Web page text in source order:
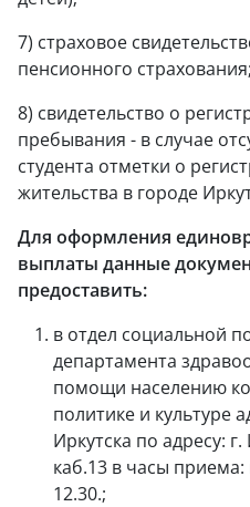
7) страховое
пенсионного страхования;
8) свидетельство о
пребывания - в случае
студента отметки о
жительства в городе
Для оформления
выплаты данные
предоставить:
в отдел социальной
департамента
помощи населению
политике и культуре
Иркутска по адресу:
каб.13 в часы приема:
12.30.;